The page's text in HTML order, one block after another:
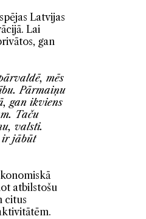
Latvijas
Lai
gan
mēs
Pārmaiņu
gan ikviens
Taču
valsti.
ir jābūt
atbilstošu
citus